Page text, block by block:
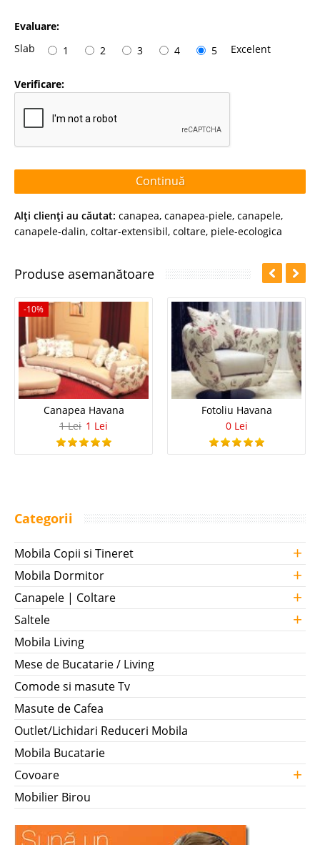
Evaluare:
Slab
1 2 3 4 5 Excelent
Verificare:
Continuă
Alţi clienţi au căutat: canapea, canapea-piele, canapele,
canapele-dalin, coltar-extensibil, coltare, piele-ecologica
Produse asemanătoare
-10%
Canapea Havana
1 Lei 1 Lei
Fotoliu Havana
0 Lei
Categorii
Mobila Copii si Tineret +
Mobila Dormitor +
Canapele | Coltare +
Saltele +
Mobila Living
Mese de Bucatarie / Living
Comode si masute Tv
Masute de Cafea
Outlet/Lichidari Reduceri Mobila
Mobila Bucatarie
Covoare
+
Mobilier Birou